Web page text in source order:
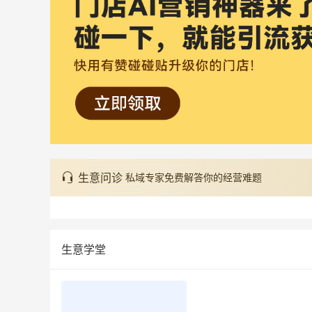
生意问诊 私域专家免费解答你的经营难题
生意学堂